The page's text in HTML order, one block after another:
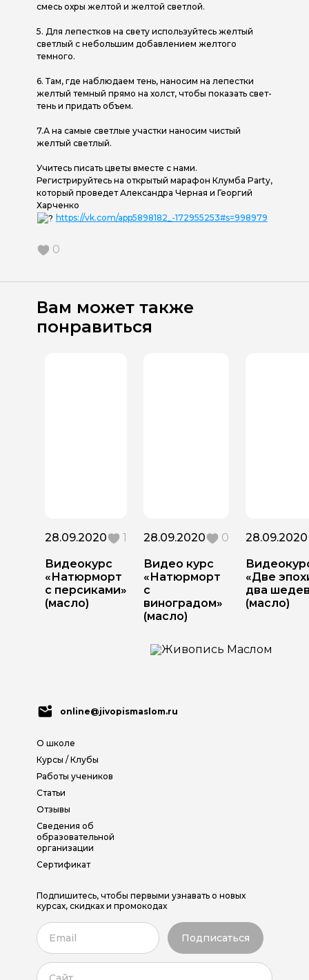
смесь охры желтой и желтой светлой.
5. Для лепестков на свету используйтесь желтый
светлый с небольшим добавлением желтого
темного.
6. Там, где наблюдаем тень, наносим на лепестки
желтый темный прямо на холст, чтобы показать свет-
тень и придать объем.
7.А на самые светлые участки наносим чистый
желтый светлый.
Учитесь писать цветы вместе с нами.
Регистрируйтесь на открытый марафон Клумба Party,
который проведет Александра Черная и Георгий
Харченко
https://vk.com/app5898182_-172955253#s=998979
0
Вам может также
понравиться
28.09.2020
1
Видеокурс
«Натюрморт
с персиками»
(масло)
28.09.2020
0
Видео курс
«Натюрморт
с
виноградом»
(масло)
28.09.2020
«Две
два
(масло)
online@jivopismaslom.ru
О школе
Курсы / Клубы
Работы учеников
Статьи
Отзывы
Сведения об
образовательной
организации
Сертификат
Подпишитесь, чтобы первыми узнавать о новых
курсах, скидках и промокодах